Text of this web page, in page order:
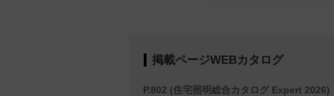
掲載ページWEBカタログ
P.802 (住宅照明総合カタログ Expert 2026)